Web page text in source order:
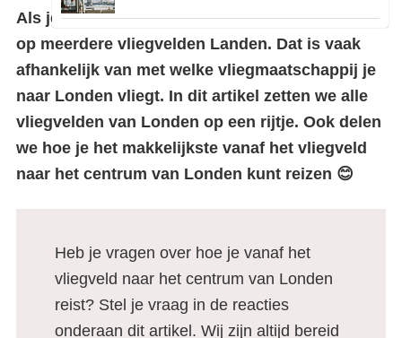
Als je met het vliegtuignaar Londengaat kun je
op meerdere vliegvelden Landen. Dat is vaak
afhankelijk van met welke vliegmaatschappij je
naar Londen vliegt. In dit artikel zetten we alle
vliegvelden van Londen op een rijtje. Ook delen
we hoe je het makkelijkste vanaf het vliegveld
naar het centrum van Londen kunt reizen 😊
Heb je vragen over hoe je vanaf het
vliegveld naar het centrum van Londen
reist? Stel je vraag in de reacties
onderaan dit artikel. Wij zijn altijd bereid